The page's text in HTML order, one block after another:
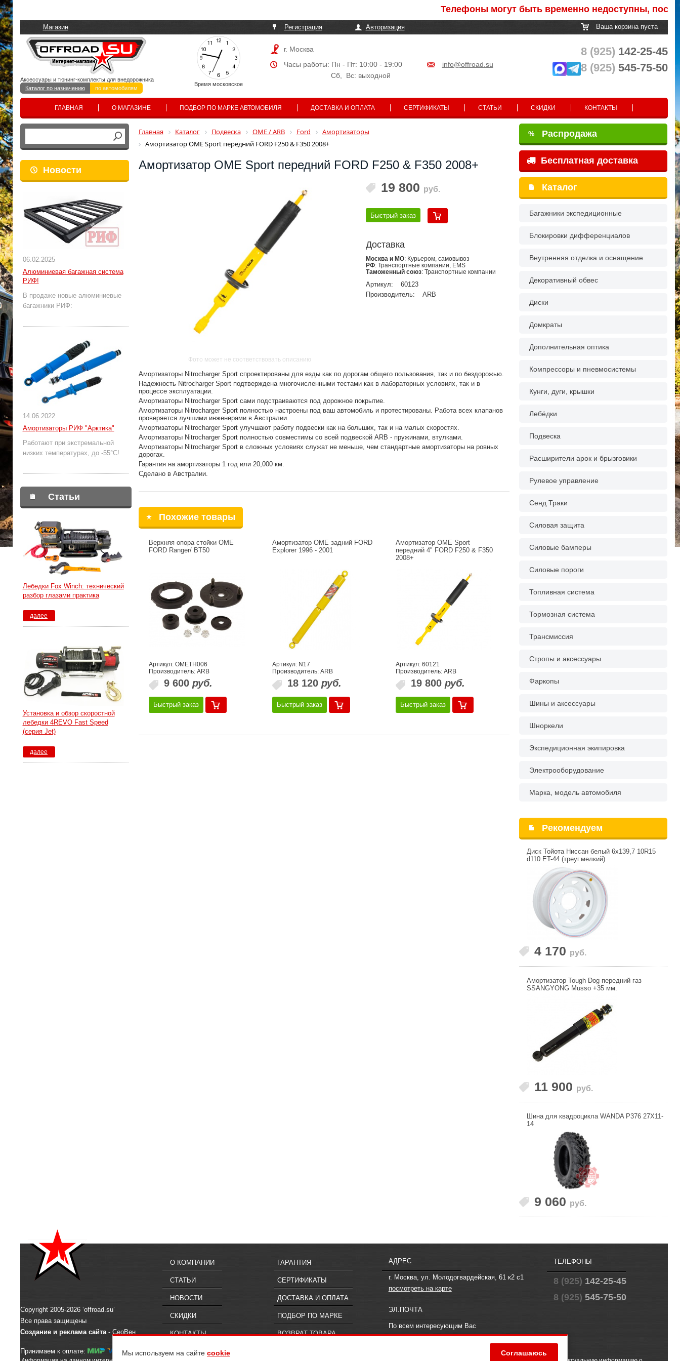
Телефоны могут быть временно недоступны, после
Магазин Регистрация Авторизация Ваша корзина пуста
Время московское
Аксессуары и тюнинг-комплекты для внедорожника
Каталог по назначению
по автомобилям
г. Москва
Часы работы: Пн - Пт: 10:00 - 19:00
info@offroad.su
Сб, Вс: выходной
8 (925) 142-25-45
8 (925) 545-75-50
ГЛАВНАЯ О МАГАЗИНЕ ПОДБОР ПО МАРКЕ АВТОМОБИЛЯ ДОСТАВКА И ОПЛАТА СЕРТИФИКАТЫ СТАТЬИ СКИДКИ КОНТАКТЫ
Новости
06.02.2025
Алюминиевая багажная система
РИФ!
В продаже новые алюминиевые
багажники РИФ:
14.06.2022
Амортизаторы РИФ "Арктика"
Работают при экстремальной
низких температурах, до -55°С!
Статьи
Лебедки Fox Winch: технический
разбор глазами практика
далее
Установка и обзор скоростной
лебедки 4REVO Fast Speed
(серия Jet)
далее
Главная Каталог Подвеска OME / ARB Ford
Амортизаторы
Амортизатор OME Sport передний FORD F250 & F350 2008+
Амортизатор OME Sport передний FORD F250 & F350 2008+
Фото может не соответствовать описанию
19 800 руб.
Быстрый заказ
Доставка
Москва и МО: Курьером, самовывоз
РФ: Транспортные компании, EMS
Таможенный союз: Транспортные компании
Артикул:
60123
Производитель:
ARB
Амортизаторы Nitrocharger Sport спроектированы для езды как по дорогам общего пользования, так и по бездорожью.
Надежность Nitrocharger Sport подтверждена многочисленными тестами как в лабораторных условиях, так и в
процессе эксплуатации.
Амортизаторы Nitrocharger Sport сами подстраиваются под дорожное покрытие.
Амортизаторы Nitrocharger Sport полностью настроены под ваш автомобиль и протестированы. Работа всех клапанов
проверяется лучшими инженерами в Австралии.
Амортизаторы Nitrocharger Sport улучшают работу подвески как на больших, так и на малых скоростях.
Амортизаторы Nitrocharger Sport полностью совместимы со всей подвеской ARB - пружинами, втулками.
Амортизаторы Nitrocharger Sport в сложных условиях служат не меньше, чем стандартные амортизаторы на ровных
дорогах.
Гарантия на амортизаторы 1 год или 20,000 км.
Сделано в Австралии.
Похожие товары
Верхняя опора стойки OME
FORD Ranger/ BT50
Артикул: OMETH006
Производитель: ARB
9 600 руб.
Быстрый заказ
Амортизатор OME задний FORD
Explorer 1996 - 2001
Артикул: N17
Производитель: ARB
18 120 руб.
Быстрый заказ
Амортизатор OME Sport
передний 4" FORD F250 & F350
2008+
Артикул: 60121
Производитель: ARB
19 800 руб.
Быстрый заказ
% Распродажа
Бесплатная доставка
Каталог
Багажники экспедиционные
Блокировки дифференциалов
Внутренняя отделка и оснащение
Декоративный обвес
Диски
Домкраты
Дополнительная оптика
Компрессоры и пневмосистемы
Кунги, дуги, крышки
Лебёдки
Подвеска
Расширители арок и брызговики
Рулевое управление
Сенд Траки
Силовая защита
Силовые бамперы
Силовые пороги
Топливная система
Тормозная система
Трансмиссия
Стропы и аксессуары
Фаркопы
Шины и аксессуары
Шноркели
Экспедиционная экипировка
Электрооборудование
Марка, модель автомобиля
Рекомендуем
Диск Тойота Ниссан белый 6x139,7 10R15
d110 ET-44 (треуг.мелкий)
4 170 руб.
Амортизатор Tough Dog передний газ
SSANGYONG Musso +35 мм.
11 900 руб.
Шина для квадроцикла WANDA P376 27X11-
14
9 060 руб.
Copyright 2005-2026 ‘offroad.su’
Все права защищены
Создание и реклама сайта- СеоВен
Принимаем к оплате:
О КОМПАНИИ
СТАТЬИ
НОВОСТИ
СКИДКИ
КОНТАКТЫ
ГАРАНТИЯ
СЕРТИФИКАТЫ
ДОСТАВКА И ОПЛАТА
ПОДБОР ПО МАРКЕ
ВОЗВРАТ ТОВАРА
АДРЕС
г. Москва, ул. Молодогвардейская, 61 к2 с1
посмотреть на карте
ЭЛ.ПОЧТА
По всем интересующим Вас
вопросам пишитеinfo@offroad.su
ТЕЛЕФОНЫ
8 (925) 142-25-45
8 (925) 545-75-50
Мы используем на сайте cookie Соглашаюсь